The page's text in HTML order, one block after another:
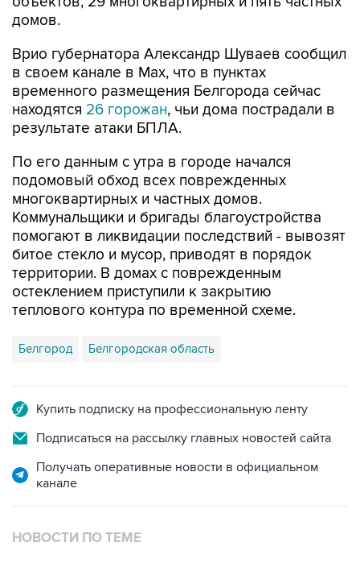
Врио губернатора Александр Шуваев сообщил
временного размещения Белгорода сейчас
находятся26 горожан, чьи дома пострадали в
результате атаки БПЛА.
По его данным с утра в городе начался
многоквартирных и частных домов.
Коммунальщики и бригады благоустройства
помогают в ликвидации последствий - вывозят
битое стекло и мусор, приводят в порядок
территории. В домах с поврежденным
остеклением приступили к закрытию
теплового контура по временной схеме.
Белгород Белгородская область
Подписаться на рассылку главных новостей сайта
Получать оперативные новости в официальном
НОВОСТИ ПО ТЕМЕ
9 августа 12:06